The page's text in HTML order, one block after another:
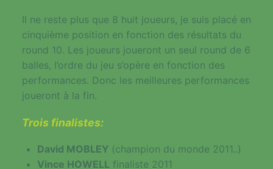
Il ne reste plus que 8 huit joueurs, je suis placé en
cinquième position en fonction des résultats du
round 10. Les joueurs joueront un seul round de 6
balles, l’ordre du jeu s’opère en fonction des
performances. Donc les meilleures performances
joueront à la fin.
Trois finalistes:
David MOBLEY (champion du monde 2011..)
Vince HOWELL finaliste 2011